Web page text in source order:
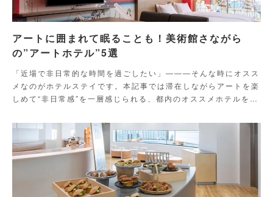
アートに囲まれて眠ることも！美術館さながら
の”アートホテル”5選
「近場で非日常的な時間を過ごしたい」―――そんな時にオスス
メなのがホテルステイです。本記事では滞在しながらアートを楽
しめて“非日常感”を一層感じられる、都内のオススメホテルをご